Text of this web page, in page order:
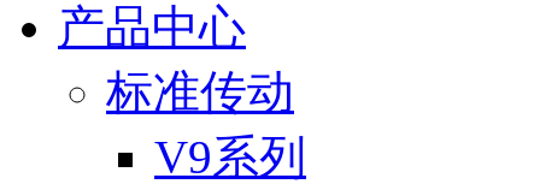
产品中心
标准传动
V9系列